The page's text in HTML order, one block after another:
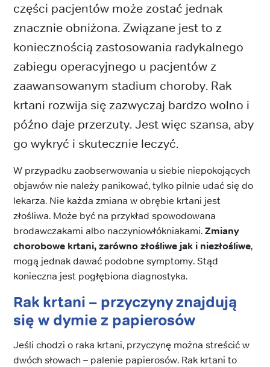
części pacjentów może zostać jednak
znacznie obniżona. Związane jest to z
koniecznością zastosowania radykalnego
zabiegu operacyjnego u pacjentów z
zaawansowanym stadium choroby. Rak
krtani rozwija się zazwyczaj bardzo wolno i
późno daje przerzuty. Jest więc szansa, aby
go wykryć i skutecznie leczyć.
W przypadku zaobserwowania u siebie niepokojących
objawów nie należy panikować, tylko pilnie udać się do
lekarza. Nie każda zmiana w obrębie krtani jest
złośliwa. Może być na przykład spowodowana
brodawczakami albo naczyniowłókniakami.Zmiany
chorobowe krtani, zarówno złośliwe jak i niezłośliwe,
mogą jednak dawać podobne symptomy. Stąd
konieczna jest pogłębiona diagnostyka.
Rak krtani – przyczyny znajdują
się w dymie z papierosów
Jeśli chodzi o raka krtani, przyczynę można streścić w
dwóch słowach – palenie papierosów. Rak krtani to